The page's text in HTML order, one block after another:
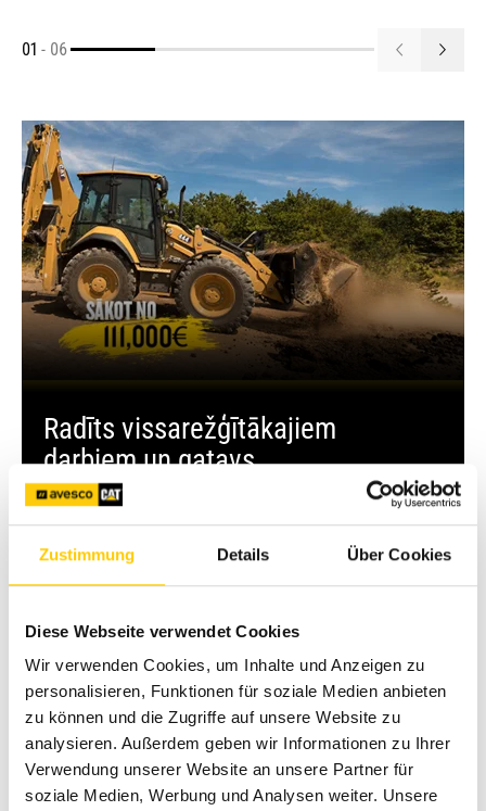
Zustimmung Details Über Cookies
Diese Webseite verwendet Cookies
Wir verwenden Cookies, um Inhalte und Anzeigen zu
personalisieren, Funktionen für soziale Medien anbieten
zu können und die Zugriffe auf unsere Website zu
analysieren. Außerdem geben wir Informationen zu Ihrer
Verwendung unserer Website an unsere Partner für
soziale Medien, Werbung und Analysen weiter. Unsere
01 - 06
Radīts vissarežģītākajiem
darbiem un gatavs
virzīt jūsu projektus uz priekšu
Uzzināt vairāk un saņēmt piedāvājumu